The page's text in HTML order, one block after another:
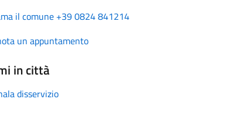
il comune +39 0824 841214
un appuntamento
in città
disservizio